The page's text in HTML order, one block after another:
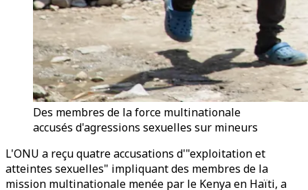
Des membres de la force multinationale
accusés d'agressions sexuelles sur mineurs
L'ONU a reçu quatre accusations d'"exploitation et
atteintes sexuelles" impliquant des membres de la
mission multinationale menée par le Kenya en Haïti, a